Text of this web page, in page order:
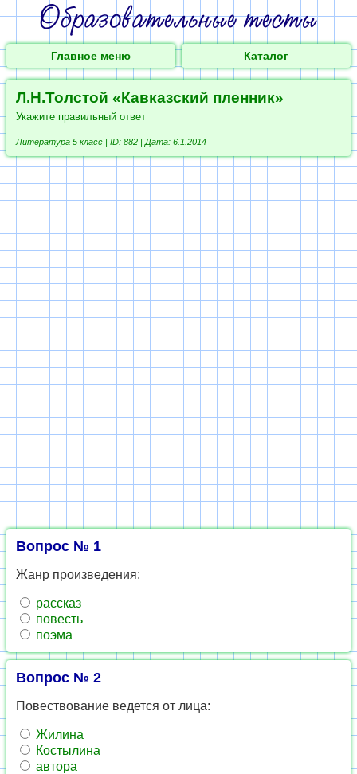
Главное меню Каталог
Л.Н.Толстой «Кавказский пленник»
Укажите правильный ответ
Литература 5 класс | ID: 882 | Дата: 6.1.2014
Вопрос № 1
Жанр произведения:
рассказ
повесть
поэма
Вопрос № 2
Повествование ведется от лица:
Жилина
Костылина
автора